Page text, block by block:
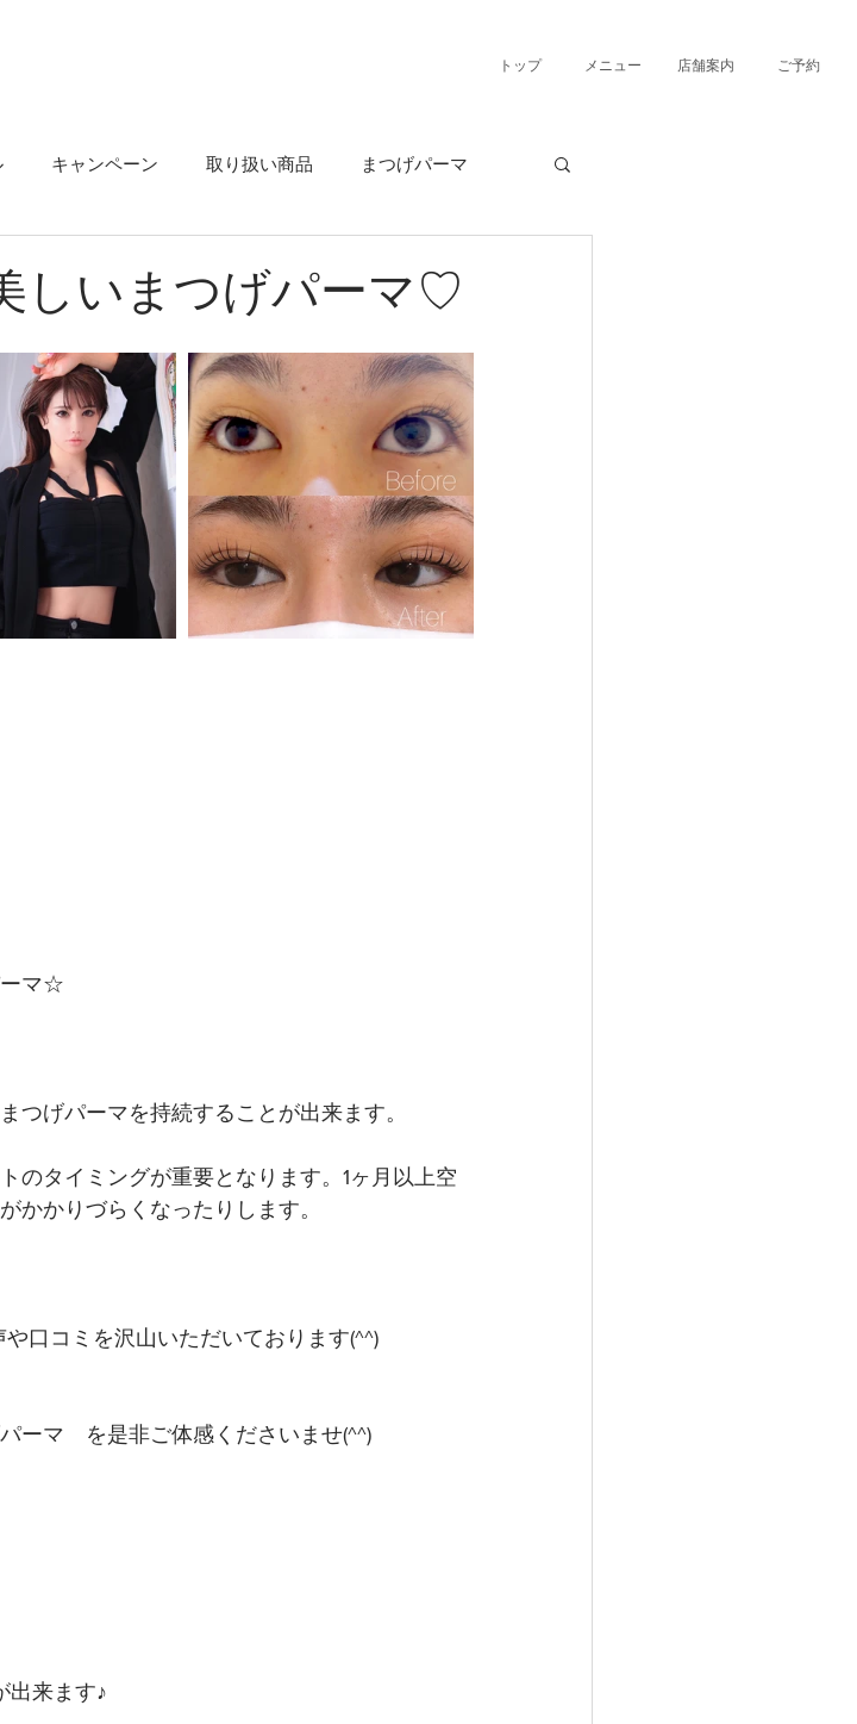
トップ メニュー 店舗案内 ご予約
キャンペーン 取り扱い商品 まつげパーマ
しいまつげパーマ♡
ーマ☆
つげパーマを持続することが出来ます。
のタイミングが重要となります。1ヶ月以上空
かかりづらくなったりします。
口コミを沢山いただいております(^^)
ーマ　を是非ご体感くださいませ(^^)
出来ます♪